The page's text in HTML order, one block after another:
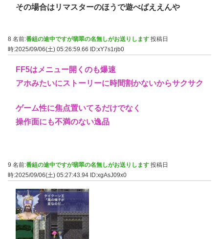
その場合はリマスターのほうで遊べばええんや
8 名前:番組の途中ですが翡翠の名無しがお送りします 投稿日
時:2025/09/06(土) 05:26:59.66
ID:xY7s1rjb0
FF5はメニュー開くのも爆速
アホみたいにストーリーに時間割かないからサクサク
ゲーム性に焦点置いてるだけでなく
操作面にも不満のない逸品
9 名前:番組の途中ですが翡翠の名無しがお送りします 投稿日
時:2025/09/06(土) 05:27:43.94 ID:xgAsJ09x0